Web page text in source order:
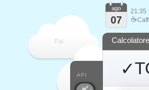
Fai
contare
API
ago
07
21:35
☕
Calcolatore
✓